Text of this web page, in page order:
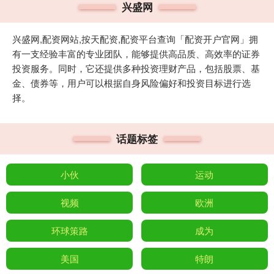
兴盛网
兴盛网,配资网站,按天配资,配资平台查询「配资开户官网」拥
有一支经验丰富的专业团队，能够提供高品质、高效率的证券
投资服务。同时，它还提供多种投资理财产品，包括股票、基
金、债券等，用户可以根据自身风险偏好和投资目标进行选
择。
话题标签
小伙 运动
视频 欧洲
环球策路 成为
美国 特朗